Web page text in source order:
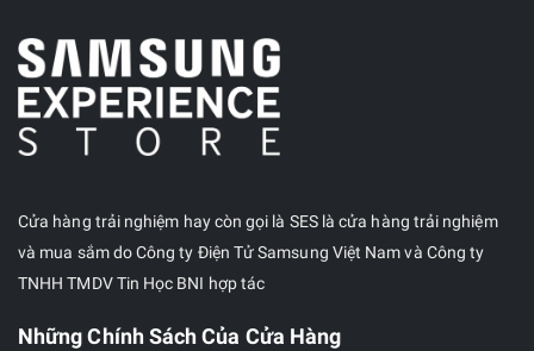
Cửa hàng trải nghiệm hay còn gọi là SES là cửa hàng trải nghiệm
và mua sắm do Công ty Điện Tử Samsung Việt Nam và Công ty
TNHH TMDV Tin Học BNI hợp tác
Những Chính Sách Của Cửa Hàng